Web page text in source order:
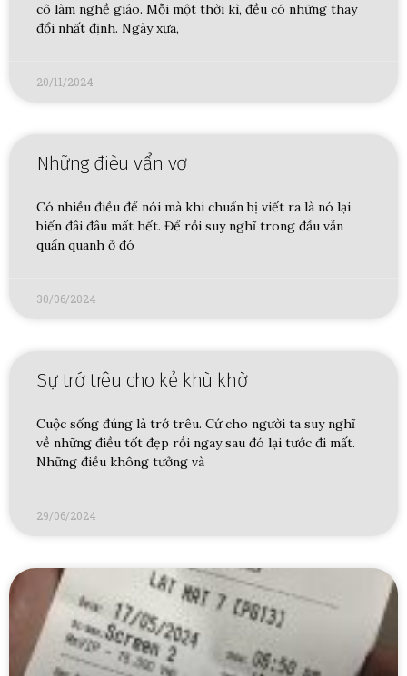
cô làm nghề giáo. Mỗi một thời kì, đều có những thay
đổi nhất định. Ngày xưa,
20/11/2024
Những đièu vẩn vơ
Có nhiều điều để nói mà khi chuẩn bị viết ra là nó lại
biến đâi đâu mất hết. Để rồi suy nghĩ trong đầu vẫn
quẩn quanh ở đó
30/06/2024
Sự trớ trêu cho kẻ khù khờ
Cuộc sống đúng là trớ trêu. Cứ cho người ta suy nghĩ
về những điều tốt đẹp rồi ngay sau đó lại tước đi mất.
Những điều không tưởng và
29/06/2024